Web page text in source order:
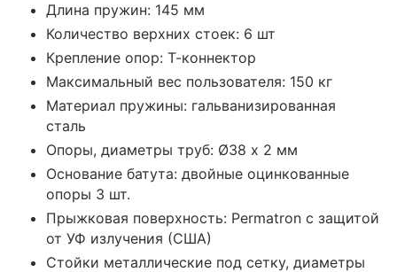
Длина пружин: 145 мм
Количество верхних стоек: 6 шт
Крепление опор: Т-коннектор
Максимальный вес пользователя: 150 кг
Материал пружины: гальванизированная
сталь
Опоры, диаметры труб: Ø38 х 2 мм
Основание батута: двойные оцинкованные
опоры 3 шт.
Прыжковая поверхность: Permatron с защитой
от УФ излучения (США)
Стойки металлические под сетку, диаметры